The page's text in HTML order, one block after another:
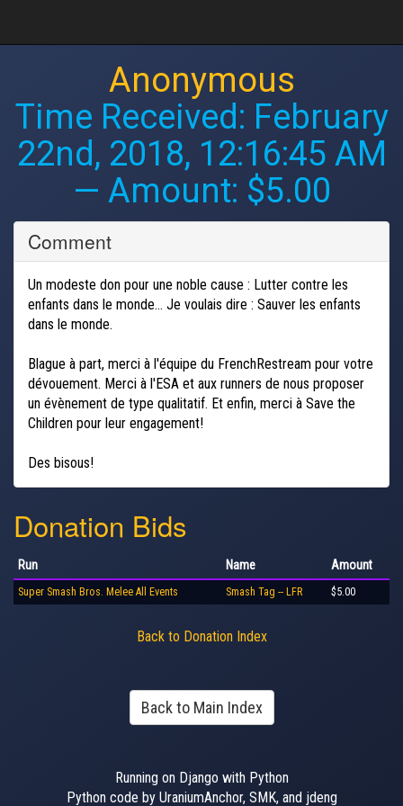
Anonymous
Time Received: February
22nd, 2018, 12:16:45 AM
— Amount: $5.00
Comment
Un modeste don pour une noble cause : Lutter contre les
enfants dans le monde... Je voulais dire : Sauver les enfants
dans le monde.
Blague à part, merci à l'équipe du FrenchRestream pour votre
dévouement. Merci à l'ESA et aux runners de nous proposer
un évènement de type qualitatif. Et enfin, merci à Save the
Children pour leur engagement!
Des bisous!
Donation Bids
Run Name Amount
Super Smash Bros. Melee All Events Smash Tag -- LFR $5.00
Back to Donation Index
Back to Main Index
Running on Django with Python
Python code by UraniumAnchor, SMK, and jdeng